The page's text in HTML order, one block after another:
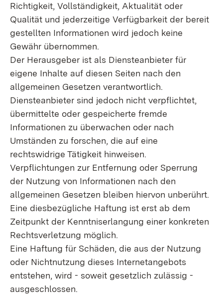
Richtigkeit, Vollständigkeit, Aktualität oder
Qualität und jederzeitige Verfügbarkeit der bereit
gestellten Informationen wird jedoch keine
Gewähr übernommen.
Der Herausgeber ist als Diensteanbieter für
eigene Inhalte auf diesen Seiten nach den
allgemeinen Gesetzen verantwortlich.
Diensteanbieter sind jedoch nicht verpflichtet,
übermittelte oder gespeicherte fremde
Informationen zu überwachen oder nach
Umständen zu forschen, die auf eine
rechtswidrige Tätigkeit hinweisen.
Verpflichtungen zur Entfernung oder Sperrung
der Nutzung von Informationen nach den
allgemeinen Gesetzen bleiben hiervon unberührt.
Eine diesbezügliche Haftung ist erst ab dem
Zeitpunkt der Kenntniserlangung einer konkreten
Rechtsverletzung möglich.
Eine Haftung für Schäden, die aus der Nutzung
oder Nichtnutzung dieses Internetangebots
entstehen, wird - soweit gesetzlich zulässig -
ausgeschlossen.